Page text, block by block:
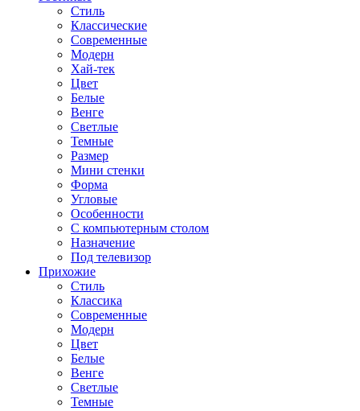
Стиль
Классические
Современные
Модерн
Хай-тек
Цвет
Белые
Венге
Светлые
Темные
Размер
Мини стенки
Форма
Угловые
Особенности
С компьютерным столом
Назначение
Под телевизор
Прихожие
Стиль
Классика
Современные
Модерн
Цвет
Белые
Венге
Светлые
Темные